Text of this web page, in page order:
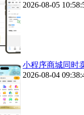
2026-08-05
小程序商城同时
2026-08-04